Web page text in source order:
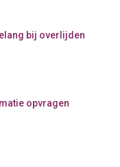
bij overlijden
opvragen